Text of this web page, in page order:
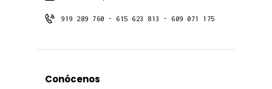
919 289 760 - 615 623 813 - 609 071 175
Conócenos